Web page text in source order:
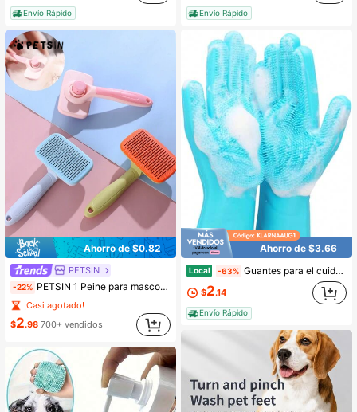
Envío Rápido
Ahorro de $0.82
PETSIN
-22% PETSIN 1 Peine para mascotas, artefacto de peinado para gatos y perros que elimina el pelo flotante, peine depilatorio especial para mascotas con agujas para el pelo de gato, limpieza depilatoria
¡Casi agotado!
$2.98 700+ vendidos
Envío Rápido
Ahorro de $3.66
Local -63% Guantes para el cuidado de mascotas, guantes de silicona resistentes al calor, manopla de silicona para eliminar el pelo de perros y gatos, guantes para bañar gatos, productos de masaje para perros y gatos, color azul.
$2.14
Envío Rápido